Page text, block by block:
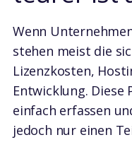
Wenn
stehen meist die
Lizenzkosten,
Entwicklung. Diese
einfach erfassen
jedoch nur einen